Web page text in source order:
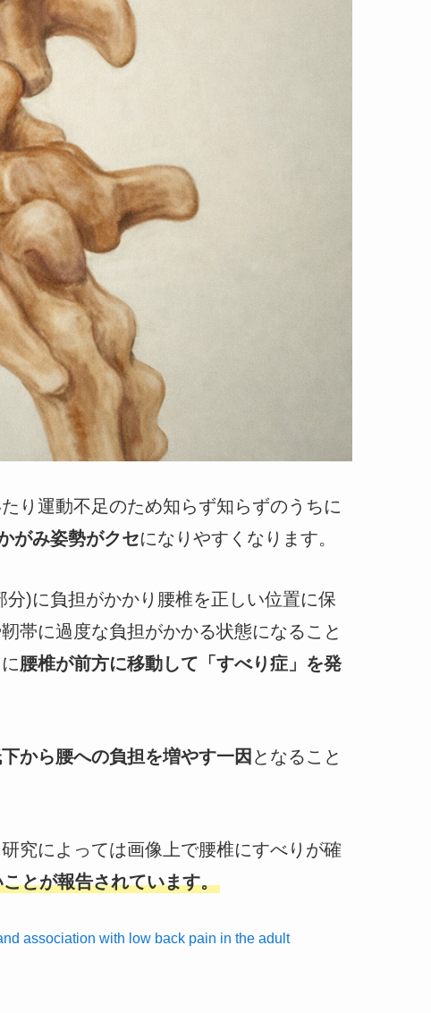
り運動不足のため知らず知らずのうちに
がみ姿勢がクセになりやすくなります。
)に負担がかかり腰椎を正しい位置に保
帯に過度な負担がかかる状態になること
腰椎が前方に移動して「すべり症」を発
から腰への負担を増やす一因 となること
究によっては画像上で腰椎にすべりが確
とが報告されています。
association with low back pain in the adult